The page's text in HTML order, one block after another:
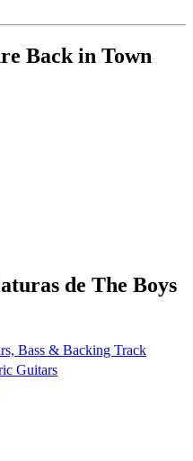
Back in Town
de The Boys
Bass & Backing Track
Guitars